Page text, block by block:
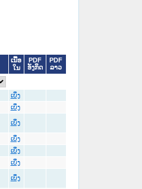
ເນື້ອ
ໃນ
PDF
ອັງກິດ
PDF
ລາວ
ເບິ່ງ
ເບິ່ງ
ເບິ່ງ
ເບິ່ງ
ເບິ່ງ
ເບິ່ງ
ເບິ່ງ